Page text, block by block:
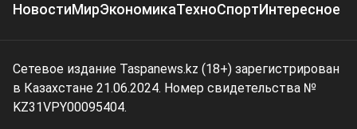
НовостиМирЭкономикаТехноСпортИнтересное
Сетевое издание Taspanews.kz (18+) зарегистрирован
в Казахстане 21.06.2024. Номер свидетельства №
KZ31VPY00095404.